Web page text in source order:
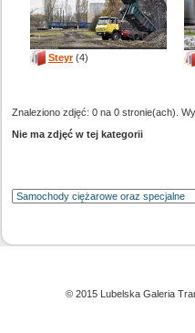
Steyr(4)
Znaleziono zdjęć: 0 na 0 stronie(ach).
Nie ma zdjęć w tej kategorii
© 2015 Lubelska Galeria